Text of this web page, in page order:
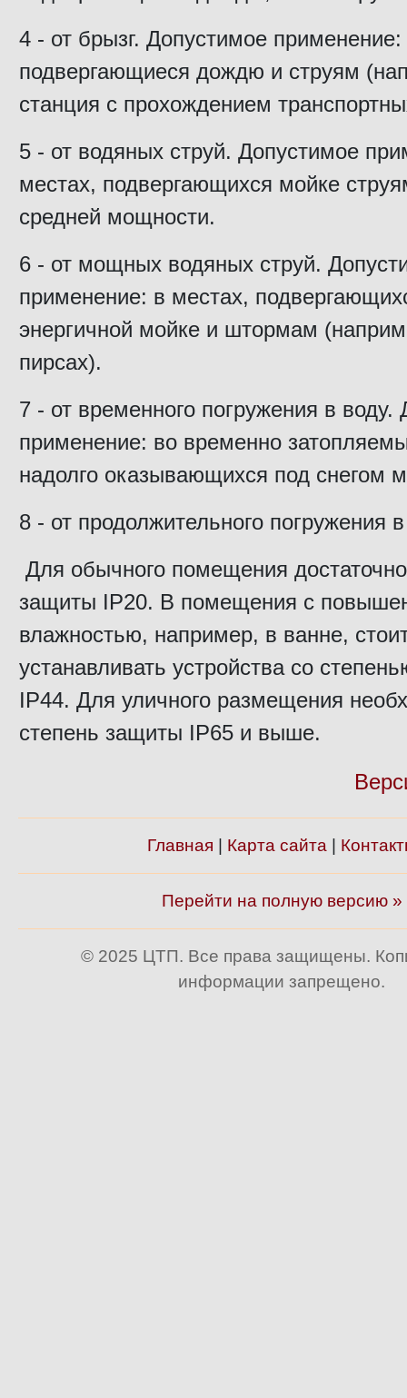
4 - от брызг. Допустимое
подвергающиеся дождю и струям
станция с прохождением
5 - от водяных струй. Допустимое
местах, подвергающихся мойке
средней мощности.
6 - от мощных водяных струй.
применение: в местах,
энергичной мойке и штормам
пирсах).
7 - от временного погружения в воду.
применение: во временно
надолго оказывающихся под снегом
8 - от продолжительного погружения
Для обычного помещения
защиты IP20. В помещения с
влажностью, например, в ванне,
устанавливать устройства со
IP44. Для уличного размещения
степень защиты IP65 и выше.
Главная Карта сайта
Перейти на полную версию »
© 2025 ЦТП. Все права защищены.
информации запрещено.